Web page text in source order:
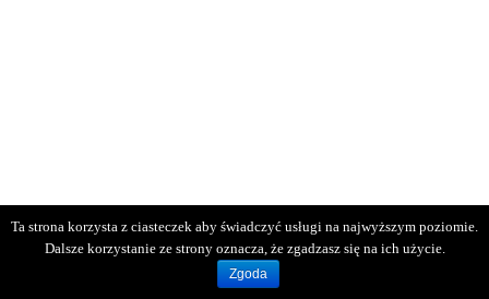
Ta strona korzysta z ciasteczek aby świadczyć usługi na najwyższym poziomie.
Dalsze korzystanie ze strony oznacza, że zgadzasz się na ich użycie.
Zgoda